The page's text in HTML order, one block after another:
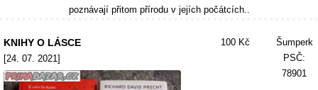
poznávají přitom přírodu v jejích počátcích..
KNIHY O LÁSCE
[24. 07. 2021]
100 Kč
Šumperk
PSČ:
78901